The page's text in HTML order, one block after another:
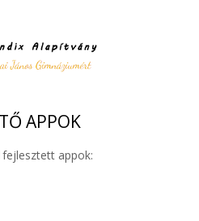
APPOK
appok: